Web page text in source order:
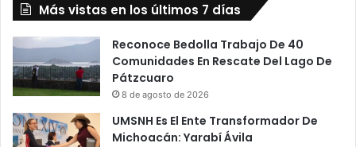
Más vistas en los últimos 7 días
Reconoce Bedolla Trabajo De 40
Comunidades En Rescate Del Lago De
Pátzcuaro
8 de agosto de 2026
UMSNH Es El Ente Transformador De
Michoacán: Yarabí Ávila